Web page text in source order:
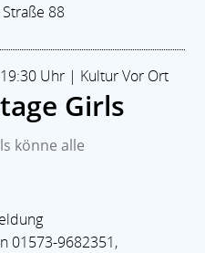
88
Uhr | Kultur Vor Ort
Girls
könne alle
01573-9682351,